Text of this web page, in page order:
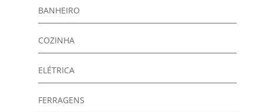
BANHEIRO
COZINHA
ELÉTRICA
FERRAGENS